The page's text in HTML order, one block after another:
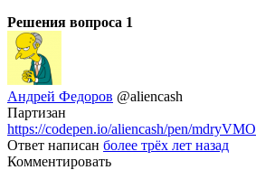
Решения вопроса 1
Андрей Федоров @aliencash
Партизан
https://codepen.io/aliencash/pen/mdryVMO
Ответ написан более трёх лет назад
Комментировать